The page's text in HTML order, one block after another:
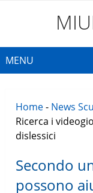
MENU
Home- News
Ricerca i
dislessici
Secondo
possono